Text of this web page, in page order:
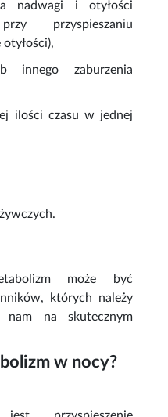
nadwagi i otyłości
przyspieszaniu
otyłości),
innego zaburzenia
ilości czasu w jednej
może być
których należy
nam na skutecznym
w nocy?